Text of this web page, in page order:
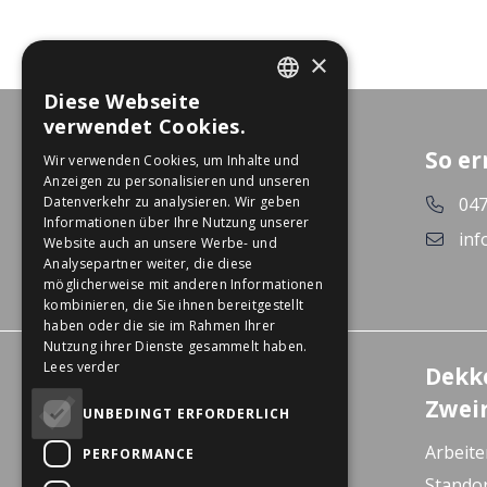
So
Wanssum
5861 CZ Wanssum
×
Diese Webseite
verwendet Cookies.
Wir verwenden Cookies, um Inhalte und
Anzeigen zu personalisieren und unseren
Datenverkehr zu analysieren. Wir geben
Informationen über Ihre Nutzung unserer
Website auch an unsere Werbe- und
Analysepartner weiter, die diese
möglicherweise mit anderen Informationen
kombinieren, die Sie ihnen bereitgestellt
haben oder die sie im Rahmen Ihrer
Nutzung ihrer Dienste gesammelt haben.
Lees verder
UNBEDINGT ERFORDERLICH
PERFORMANCE